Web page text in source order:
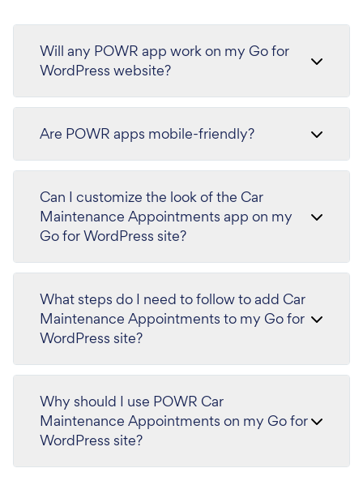
Will any POWR app work on my Go for
WordPress website?
Are POWR apps mobile-friendly?
Can I customize the look of the Car
Maintenance Appointments app on my
Go for WordPress site?
What steps do I need to follow to add Car
Maintenance Appointments to my Go for
WordPress site?
Why should I use POWR Car
Maintenance Appointments on my Go for
WordPress site?